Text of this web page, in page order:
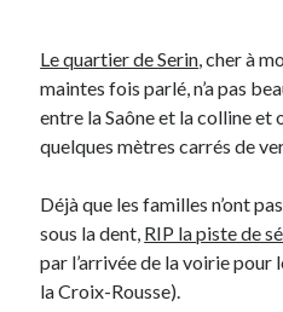
Humeur
Lectures
Lyon
Lyon à Livre Ouvert
Non classé
Parole de Follower
Patchwork
Photos
Le quartier de Serin , cher à
maintes fois parlé, n’a pas
entre la Saône et la colline et
quelques mètres carrés de
Déjà que les familles n’ont
sous la dent, RIP la piste de
par l’arrivée de la voirie pour
la Croix-Rousse).